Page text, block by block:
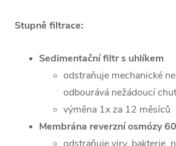
Stupně filtrace:
Sedimentační filtr s uhlíkem
odstraňuje mechanické
odbourává nežádoucí
výměna 1x za 12 měsíců
Membrána reverzní osmózy